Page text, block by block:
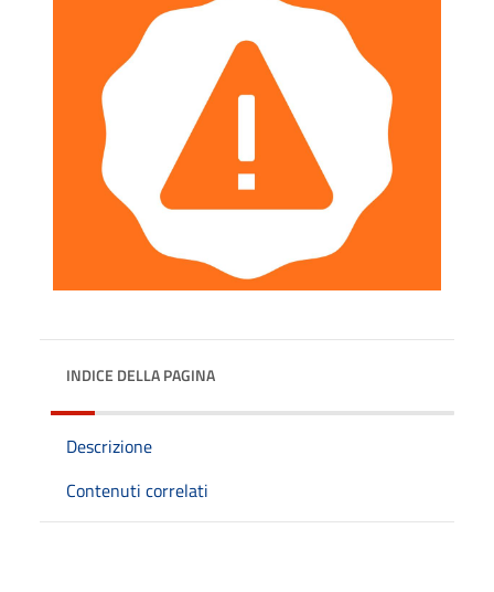
INDICE DELLA PAGINA
Descrizione
Contenuti correlati